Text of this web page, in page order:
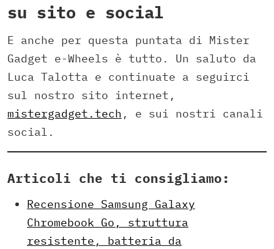
su sito e social
E anche per questa puntata di Mister
Gadget e-Wheels è tutto. Un saluto da
Luca Talotta e continuate a seguirci
sul nostro sito internet,
mistergadget.tech , e sui nostri canali
social.
Articoli che ti consigliamo:
Recensione Samsung Galaxy
Chromebook Go, struttura
resistente, batteria da